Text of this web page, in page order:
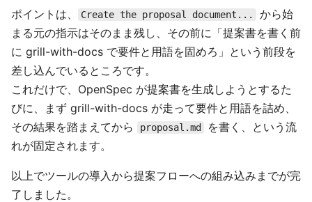
ポイントは、 Create the proposal document...
から始
まる元の指示はそのまま残し、その前に「提案書を書く前
に grill-with-docs で要件と用語を固めろ」という前段を
差し込んでいるところです。
これだけで、OpenSpec が提案書を生成しようとするた
びに、まず grill-with-docs が走って要件と用語を詰め、
その結果を踏まえてから
proposal.md
を書く、という流
れが固定されます。
以上でツールの導入から提案フローへの組み込みまでが完
了しました。